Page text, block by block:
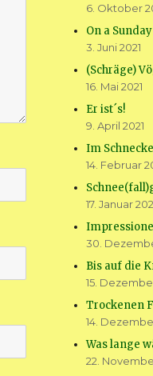
6. Oktober
On a
3. Juni 2021
(Schräge)
16. Mai 2021
Er ist´s!
9. April 2021
Im
14. Februar
17. Januar
30.
Bis auf die
15.
Trockenen
14.
Was lange
22.